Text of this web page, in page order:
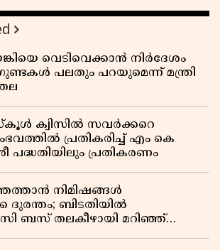
വെടിവെക്കാൻ നിർദേശം
ഗുണ്ടകൾ പലതും പറയുമെന്ന് മന്ത്രി
ക്വിസിൽ സവർക്കറെ
പ്രതികരിച്ച് എം കെ
പദ്ധതിയിലും പ്രതികരണം
നിമിഷങ്ങൾ
ദുരന്തം; ബിടതിയിൽ
ബസ് തലകീഴായി മറിഞ്ഞ്